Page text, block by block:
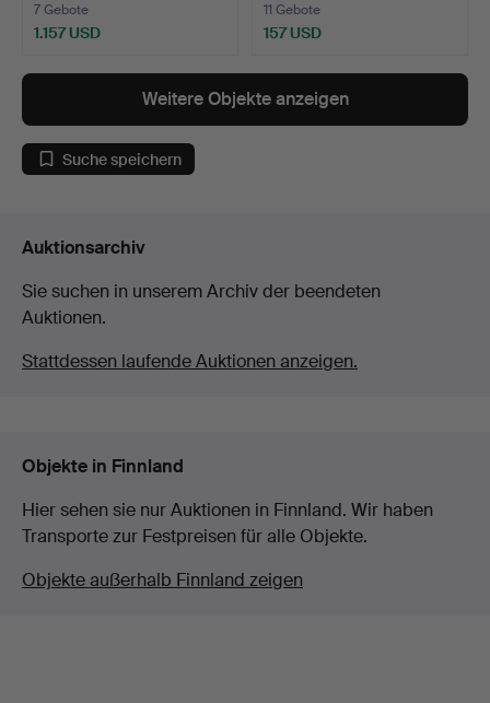
7 Gebote
1.157 USD
11 Gebote
157 USD
Weitere Objekte anzeigen
Suche speichern
Auktionsarchiv
Sie suchen in unserem Archiv der beendeten
Auktionen.
Stattdessen laufende Auktionen anzeigen.
Objekte in Finnland
Hier sehen sie nur Auktionen in Finnland. Wir haben
Transporte zur Festpreisen für alle Objekte.
Objekte außerhalb Finnland zeigen